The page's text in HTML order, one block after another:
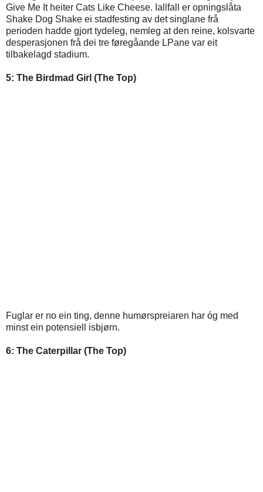
Give Me It heiter Cats Like Cheese. Iallfall er opningslåta
Shake Dog Shake ei stadfesting av det singlane frå
perioden hadde gjort tydeleg, nemleg at den reine, kolsvarte
desperasjonen frå dei tre føregåande LPane var eit
tilbakelagd stadium.
5: The Birdmad Girl (The Top)
Fuglar er no ein ting, denne humørspreiaren har óg med
minst ein potensiell isbjørn.
6: The Caterpillar (The Top)